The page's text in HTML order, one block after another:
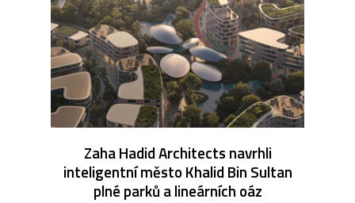
Zaha Hadid Architects navrhli
inteligentní město Khalid Bin Sultan
plné parků a lineárních oáz